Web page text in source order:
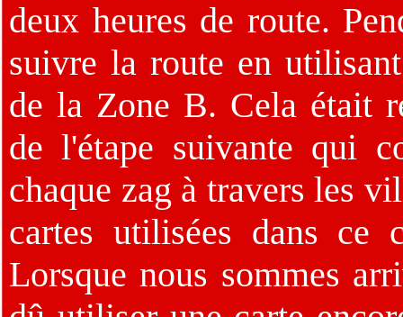
deux heures de route.
suivre la route en
de la Zone B. Cela était
de l'étape suivante qui
chaque zag à travers les
cartes utilisées dans ce
Lorsque nous sommes